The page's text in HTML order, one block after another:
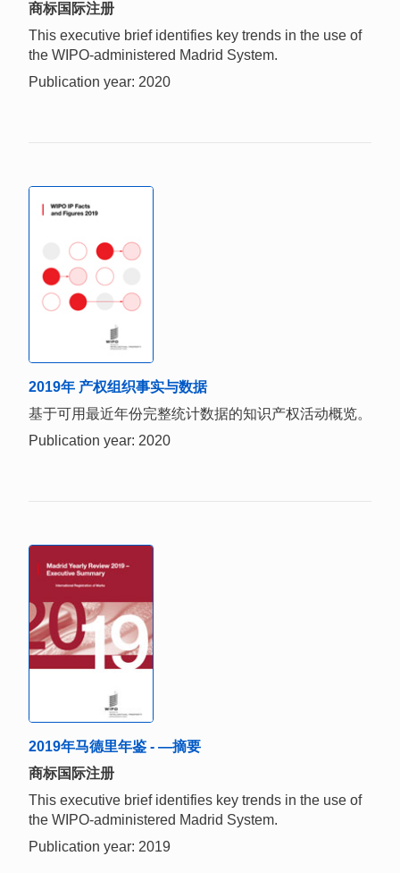
商标国际注册
This executive brief identifies key trends in the use of
the WIPO-administered Madrid System.
Publication year: 2020
2019年 产权组织事实与数据
基于可用最近年份完整统计数据的知识产权活动概览。
Publication year: 2020
2019年马德里年鉴 - —摘要
商标国际注册
This executive brief identifies key trends in the use of
the WIPO-administered Madrid System.
Publication year: 2019